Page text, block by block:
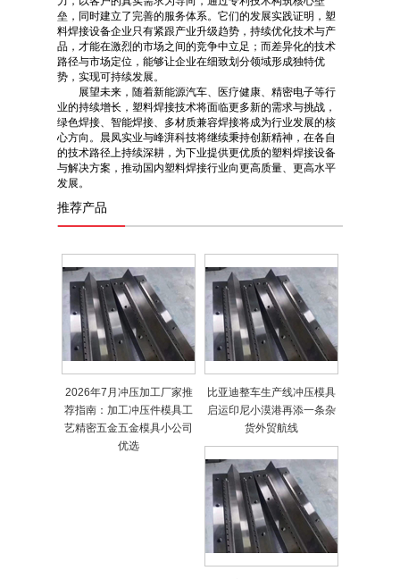
垒，同时建立了完善的服务体系。它们的发展实践证明，塑
料焊接设备企业只有紧跟产业升级趋势，持续优化技术与产
品，才能在激烈的市场之间的竞争中立足；而差异化的技术
路径与市场定位，能够让企业在细致划分领域形成独特优
势，实现可持续发展。
展望未来，随着新能源汽车、医疗健康、精密电子等行
业的持续增长，塑料焊接技术将面临更多新的需求与挑战，
绿色焊接、智能焊接、多材质兼容焊接将成为行业发展的核
心方向。晨凤实业与峰湃科技将继续秉持创新精神，在各自
的技术路径上持续深耕，为下业提供更优质的塑料焊接设备
与解决方案，推动国内塑料焊接行业向更高质量、更高水平
发展。
推荐产品
2026年7月冲压加工厂家推
荐指南：加工冲压件模具工
艺精密五金五金模具小公司
优选
比亚迪整车生产线冲压模具
启运印尼小漠港再添一条杂
货外贸航线